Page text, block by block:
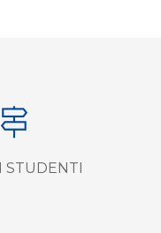
STUDENTI